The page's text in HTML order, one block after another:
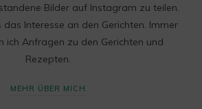
Bilder auf Instagram zu teilen.
Interesse an den Gerichten. Immer
ich Anfragen zu den Gerichten und
Rezepten.
MEHR ÜBER MICH